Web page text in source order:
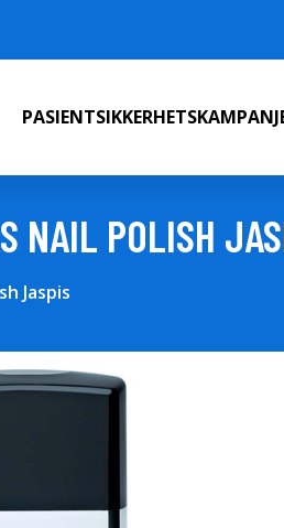
NAIL POLISH
Jaspis